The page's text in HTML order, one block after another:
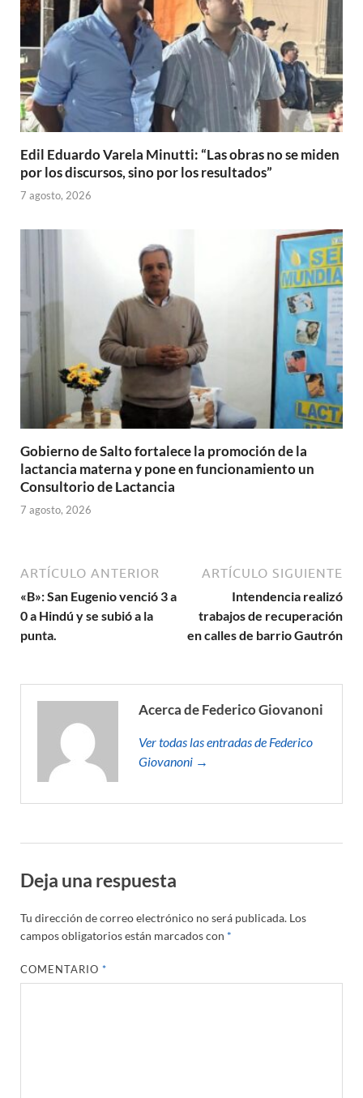
Edil Eduardo Varela Minutti: “Las obras no se miden
por los discursos, sino por los resultados”
7 agosto, 2026
Gobierno de Salto fortalece la promoción de la
lactancia materna y pone en funcionamiento un
Consultorio de Lactancia
7 agosto, 2026
ARTÍCULO ANTERIOR
«B»: San Eugenio venció 3 a
0 a Hindú y se subió a la
punta.
ARTÍCULO SIGUIENTE
Intendencia realizó
trabajos de recuperación
en calles de barrio Gautrón
Acerca de Federico Giovanoni
Ver todas las entradas de Federico
Giovanoni →
Deja una respuesta
Tu dirección de correo electrónico no será publicada. Los
campos obligatorios están marcados con *
COMENTARIO*